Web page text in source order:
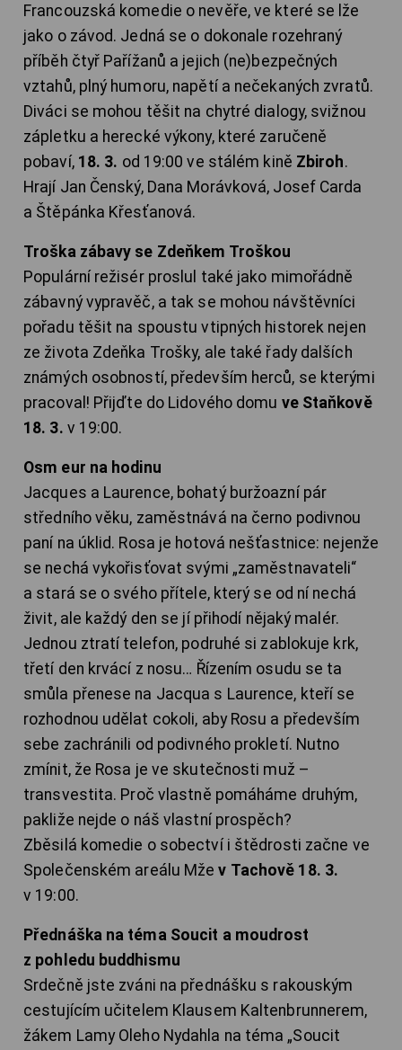
Francouzská komedie o nevěře, ve které se lže
jako o závod. Jedná se o dokonale rozehraný
příběh čtyř Pařížanů a jejich (ne)bezpečných
vztahů, plný humoru, napětí a nečekaných zvratů.
Diváci se mohou těšit na chytré dialogy, svižnou
zápletku a herecké výkony, které zaručeně
pobaví, 18. 3. od 19:00 ve stálém kině Zbiroh.
Hrají Jan Čenský, Dana Morávková, Josef Carda
a Štěpánka Křesťanová.
Troška zábavy se Zdeňkem Troškou
Populární režisér proslul také jako mimořádně
zábavný vypravěč, a tak se mohou návštěvníci
pořadu těšit na spoustu vtipných historek nejen
ze života Zdeňka Trošky, ale také řady dalších
známých osobností, především herců, se kterými
pracoval! Přijďte do Lidového domu ve Staňkově
18. 3. v 19:00.
Osm eur na hodinu
Jacques a Laurence, bohatý buržoazní pár
středního věku, zaměstnává na černo podivnou
paní na úklid. Rosa je hotová nešťastnice: nejenže
se nechá vykořisťovat svými „zaměstnavateli“
a stará se o svého přítele, který se od ní nechá
živit, ale každý den se jí přihodí nějaký malér.
Jednou ztratí telefon, podruhé si zablokuje krk,
třetí den krvácí z nosu… Řízením osudu se ta
smůla přenese na Jacqua s Laurence, kteří se
rozhodnou udělat cokoli, aby Rosu a především
sebe zachránili od podivného prokletí. Nutno
zmínit, že Rosa je ve skutečnosti muž –
transvestita. Proč vlastně pomáháme druhým,
pakliže nejde o náš vlastní prospěch?
Zběsilá komedie o sobectví i štědrosti začne ve
Společenském areálu Mžev Tachově 18. 3.
v 19:00.
Přednáška na téma Soucit a moudrost
z pohledu buddhismu
Srdečně jste zváni na přednášku s rakouským
cestujícím učitelem Klausem Kaltenbrunnerem,
žákem Lamy Oleho Nydahla na téma „Soucit